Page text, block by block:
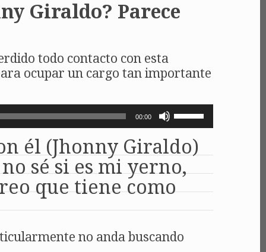
Giraldo? Parece
todo contacto con esta
ocupar un cargo tan importante
00:00
las
de
flecha
arriba/abajo
para
aumentar
o
el
él (Jhonny Giraldo)
sé si es mi yerno,
que tiene como
no anda buscando